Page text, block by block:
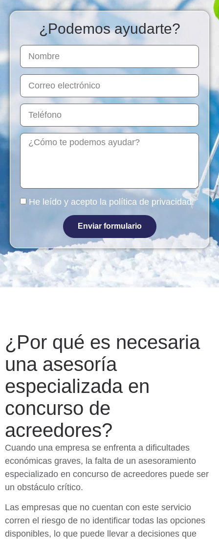
¿Podemos ayudarte?
He leído y acepto la política de privacidad.
Enviar formulario
¿Por qué es necesaria
una asesoría
especializada en
concurso de
acreedores?
Cuando una empresa se enfrenta a dificultades
económicas graves, la falta de un asesoramiento
especializado en concurso de acreedores puede ser
un obstáculo crítico.
Las empresas que no cuentan con este servicio
corren el riesgo de no identificar todas las opciones
disponibles, lo que puede llevar a decisiones que